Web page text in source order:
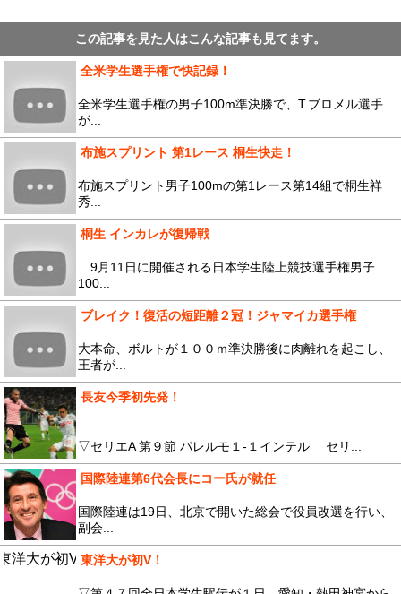
この記事を見た人はこんな記事も見てます。
全米学生選手権で快記録！
全米学生選手権の男子100m準決勝で、T.ブロメル選手
が...
布施スプリント 第1レース 桐生快走！
布施スプリント男子100mの第1レース第14組で桐生祥
秀...
桐生 インカレが復帰戦
9月11日に開催される日本学生陸上競技選手権男子
100...
ブレイク！復活の短距離２冠！ジャマイカ選手権
大本命、ボルトが１００ｍ準決勝後に肉離れを起こし、
王者が...
長友今季初先発！
▽セリエA 第９節 パレルモ１-１インテル セリ...
国際陸連第6代会長にコー氏が就任
国際陸連は19日、北京で開いた総会で役員改選を行い、
副会...
東洋大が初V！